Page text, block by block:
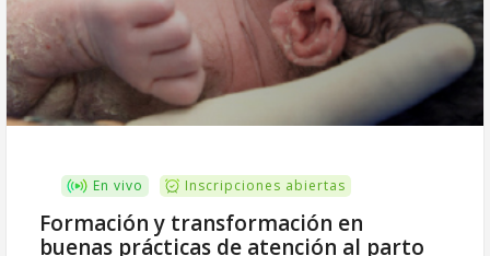
En vivo Inscripciones abiertas
Formación y transformación en
buenas prácticas de atención al parto